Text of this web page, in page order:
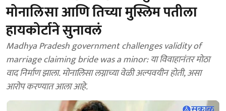
मोनालिसा आणि तिच्या मुस्लिम पतीला
हायकोर्टाने सुनावलं
Madhya Pradesh government challenges validity of
marriage claiming bride was a minor: या विवाहानंतर मोठा
वाद निर्माण झाला. मोनालिसा लग्नाच्या वेळी अल्पवयीन होती, असा
आरोप करण्यात आला आहे.